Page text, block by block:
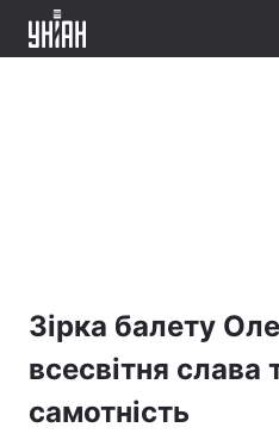
Зірка балету
всесвітня слава
самотність